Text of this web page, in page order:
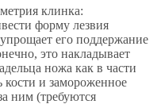
клинка:
форму лезвия
его поддержание
это накладывает
ножа как в части
кости и замороженное
ним (требуются